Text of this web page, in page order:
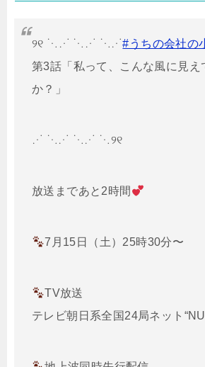
୨୧ ⋱⋰ ⋱⋰ ⋱⋰#うちの会社の
第3話「私って、こんな風に見え
か？」
⋰ ⋱⋰ ⋱⋰ ⋱୨୧
放送まであと2時間
7月15日（土）25時30分〜
TV放送
テレビ朝日系全国24局ネット